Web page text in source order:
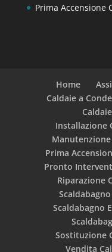
Prima Accensione
Home
Caldaie a
Installazione
Prima
Pronto
Riparazione
Scaldabagno
Sostituzione
Vendita